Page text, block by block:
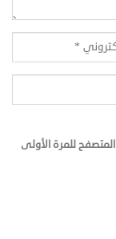
للمرة الأولى